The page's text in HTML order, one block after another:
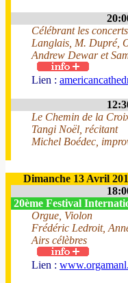
Célébrant les
Langlais, M. Dupré,
Andrew Dewar et
Lien :
Le Chemin de la
Tangi Noël, récitant
Michel Boédec,
Dimanche 13 Avril
20ème Festival
Orgue, Violon
Frédéric Ledroit,
Airs célèbres
Lien :